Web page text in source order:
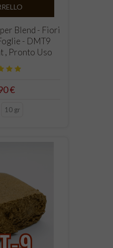
Blend - Fiori
- DMT9
, Pronto Uso
€
10 gr